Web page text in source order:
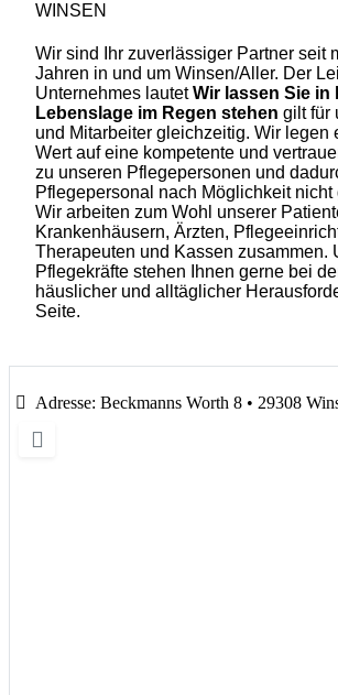
WINSEN
Wir sind Ihr zuverlässiger Partner seit
Jahren in und um Winsen/Aller. Der
Unternehmes lautetWir lassen Sie in
Lebenslage im Regen stehen gilt für
und Mitarbeiter gleichzeitig. Wir legen
Wert auf eine kompetente und
zu unseren Pflegepersonen und
Pflegepersonal nach Möglichkeit nicht
Wir arbeiten zum Wohl unserer
Krankenhäusern, Ärzten,
Therapeuten und Kassen zusammen.
Pflegekräfte stehen Ihnen gerne bei
häuslicher und alltäglicher
Seite.
Adresse: Beckmanns Worth 8 • 29308